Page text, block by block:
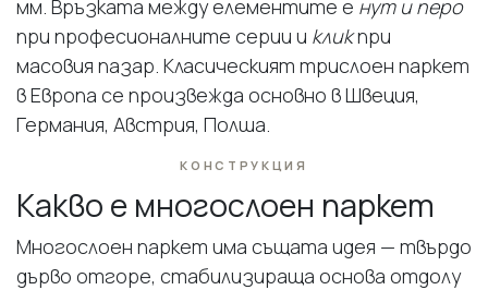
мм. Връзката между елементите е нут и перо
при професионалните серии и кликпри
масовия пазар. Класическият трислоен паркет
в Европа се произвежда основно в Швеция,
Германия, Австрия, Полша.
КОНСТРУКЦИЯ
Какво е многослоен паркет
Многослоен паркет има същата идея — твърдо
дърво отгоре, стабилизираща основа отдолу